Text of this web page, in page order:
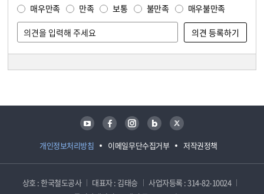
매우만족 만족 보통 불만족 매우불만족
개인정보처리방침 이메일무단수집거부 저작권정책
유튜브 페이스북 인스타그램 블로그 트위터
상호 : 한국철도공사 대표자 : 김태승
사업자등록 : 314-82-10024